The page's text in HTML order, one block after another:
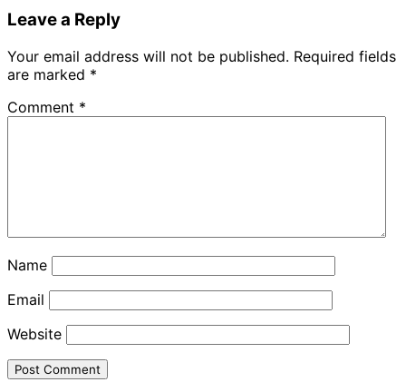
Leave a Reply
Your email address will not be published. Required fields
are marked *
Comment *
Name
Email
Website